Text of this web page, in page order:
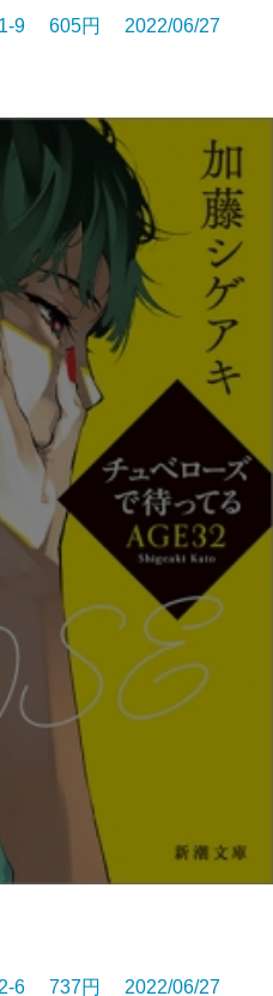
9 605円 2022/06/27
6 737円 2022/06/27